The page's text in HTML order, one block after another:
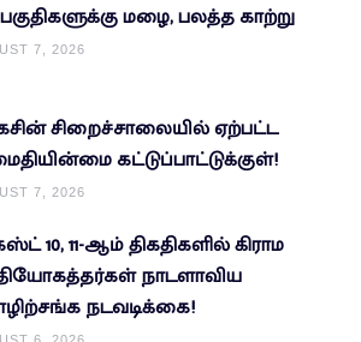
மழை, பலத்த காற்று
7, 2026
சிறைச்சாலையில் ஏற்பட்ட
கட்டுப்பாட்டுக்குள்!
7, 2026
10, 11-ஆம் திகதிகளில் கிராம
நாடளாவிய
நடவடிக்கை!